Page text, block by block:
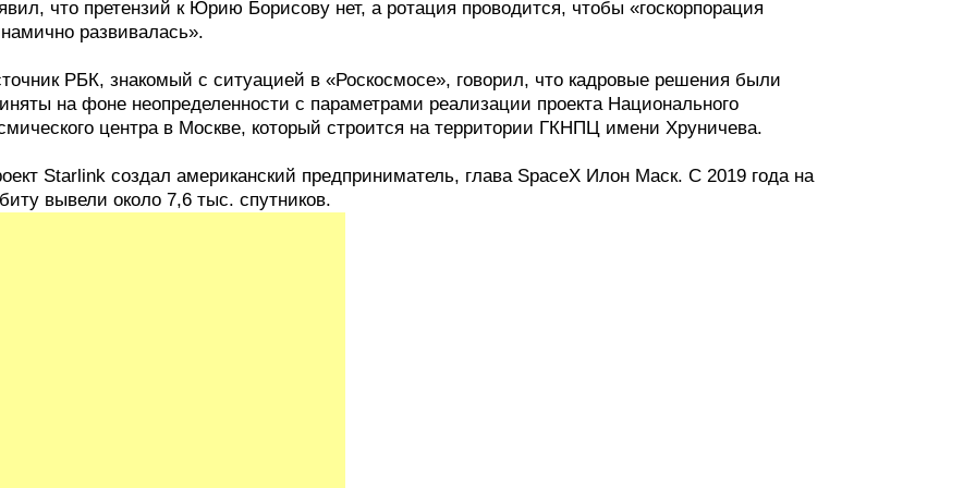
что претензий к Юрию Борисову нет, а ротация проводится, чтобы «госкорпорация
развивалась».
РБК, знакомый с ситуацией в «Роскосмосе», говорил, что кадровые решения были
на фоне неопределенности с параметрами реализации проекта Национального
центра в Москве, который строится на территории ГКНПЦ имени Хруничева.
Starlink создал американский предприниматель, глава SpaceX Илон Маск. С 2019 года на
вывели около 7,6 тыс. спутников.